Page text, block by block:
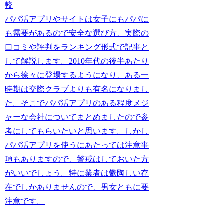
較
パパ活アプリやサイトは女子にもパパに
も需要があるので安全な選び方、実際の
口コミや評判をランキング形式で記事と
して解説します。2010年代の後半あたり
から徐々に登場するようになり、ある一
時期は交際クラブよりも有名になりまし
た。そこでパパ活アプリのある程度メジ
ャーな会社についてまとめましたので参
考にしてもらいたいと思います。しかし
パパ活アプリを使うにあたっては注意事
項もありますので、警戒はしておいた方
がいいでしょう。特に業者は鬱陶しい存
在でしかありませんので、男女ともに要
注意です。